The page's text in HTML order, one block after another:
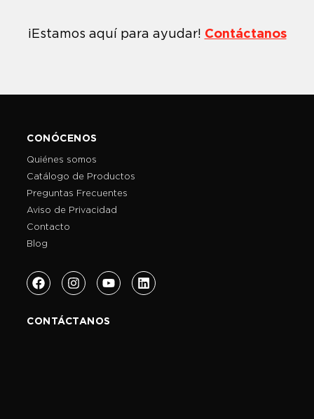
¡Estamos aquí para ayudar! Contáctanos
CONÓCENOS
Quiénes somos
Catálogo de Productos
Preguntas Frecuentes
Aviso de Privacidad
Contacto
Blog
CONTÁCTANOS